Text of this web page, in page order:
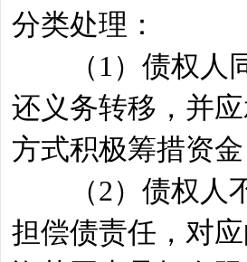
分类处理：
（1）债权人同
还义务转移，并
方式积极筹措资
（2）债权人不
担偿债责任，对